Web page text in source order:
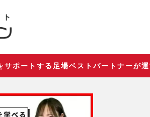
ポートする足場ベストパートナーが運